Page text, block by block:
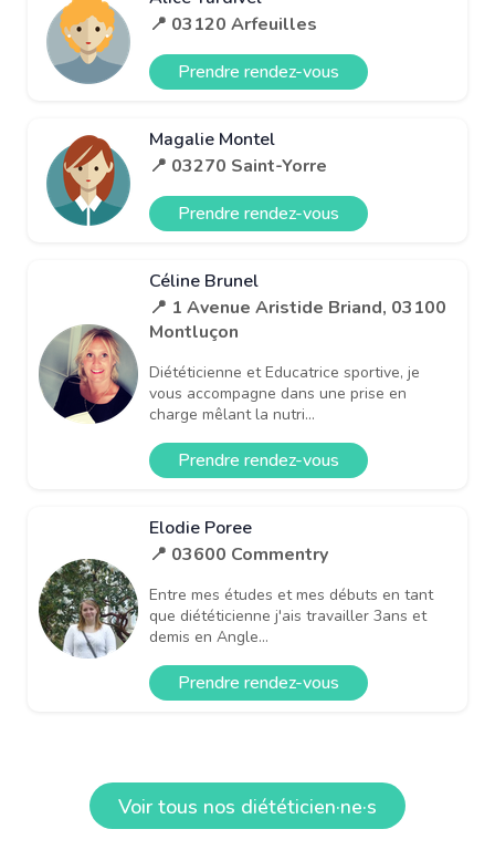
📍 03120 Arfeuilles
Prendre rendez-vous
Magalie Montel
📍 03270 Saint-Yorre
Prendre rendez-vous
Céline Brunel
📍 1 Avenue Aristide Briand, 03100
Montluçon
Diététicienne et Educatrice sportive, je
vous accompagne dans une prise en
charge mêlant la nutri...
Prendre rendez-vous
Elodie Poree
📍 03600 Commentry
Entre mes études et mes débuts en tant
que diététicienne j'ais travailler 3ans et
demis en Angle...
Prendre rendez-vous
Voir tous nos diététicien·ne·s